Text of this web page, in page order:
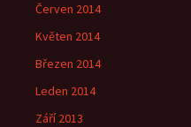
Červen 2014
Květen 2014
Březen 2014
Leden 2014
Září 2013